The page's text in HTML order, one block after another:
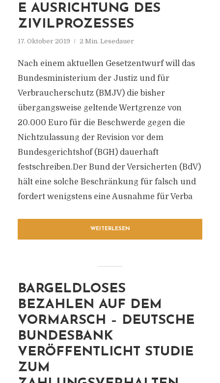
E AUSRICHTUNG DES
ZIVILPROZESSES
17. Oktober 2019 2 Min. Lesedauer
Nach einem aktuellen Gesetzentwurf will das
Bundesministerium der Justiz und für
Verbraucherschutz (BMJV) die bisher
übergangsweise geltende Wertgrenze von
20.000 Euro für die Beschwerde gegen die
Nichtzulassung der Revision vor dem
Bundesgerichtshof (BGH) dauerhaft
festschreiben.Der Bund der Versicherten (BdV)
hält eine solche Beschränkung für falsch und
fordert wenigstens eine Ausnahme für Verba
WEITERLESEN
BARGELDLOSES
BEZAHLEN AUF DEM
VORMARSCH – DEUTSCHE
BUNDESBANK
VERÖFFENTLICHT STUDIE
ZUM